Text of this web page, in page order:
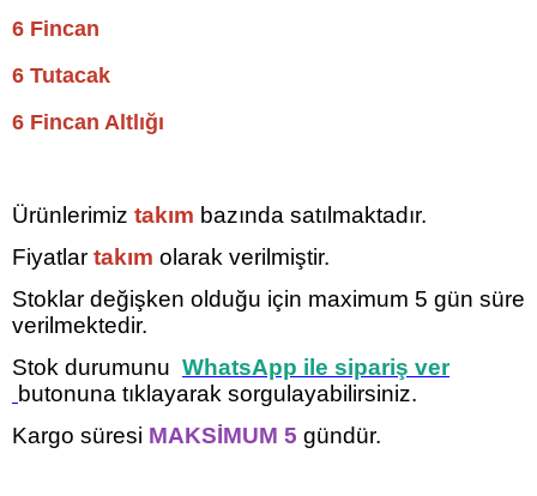
6 Fincan
6 Tutacak
6 Fincan Altlığı
Ürünlerimiz takım bazında satılmaktadır.
Fiyatlar takım olarak verilmiştir.
Stoklar değişken olduğu için maximum 5 gün süre
verilmektedir.
Stok durumunu WhatsApp ile sipariş ver
butonuna tıklayarak sorgulayabilirsiniz.
Kargo süresi MAKSİMUM 5 gündür.